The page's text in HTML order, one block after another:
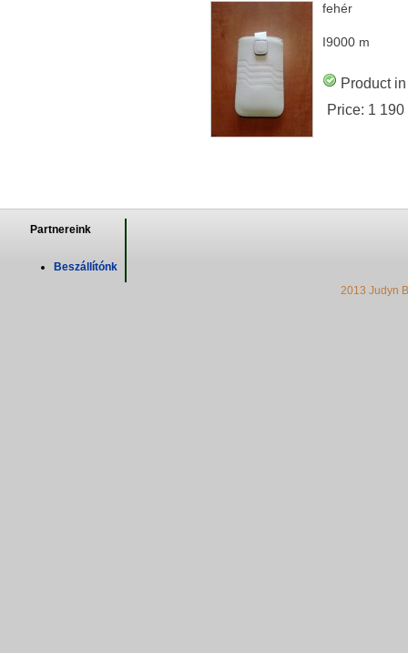
fehér
I9000 m
Product
Price: 1
Partnereink
Beszállítónk
2013 Judyn